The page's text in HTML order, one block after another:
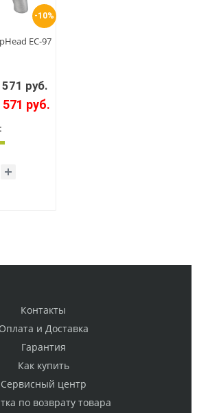
-10%
EC-97
руб.
571 руб.
Контакты
Оплата и Доставка
Гарантия
Как купить
Cервисный центр
по возврату товара